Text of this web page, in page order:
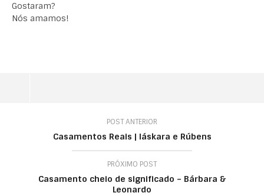
Gostaram?
Nós amamos!
POST ANTERIOR
Casamentos Reais | Iáskara e Rúbens
PRÓXIMO POST
Casamento cheio de significado – Bárbara &
Leonardo